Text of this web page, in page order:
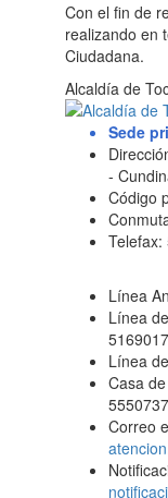
Con el fin de
realizando en
Ciudadana.
Alcaldía de
Sede
-
Código
Telefax:
Línea
Línea
5169017
Línea
Casa
Correo